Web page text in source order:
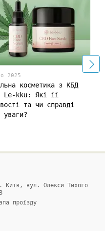
2025
косметика з КБД
Le-kku: Які її
та чи справді
уваги?
Київ, вул. Олекси Тихого
проїзду